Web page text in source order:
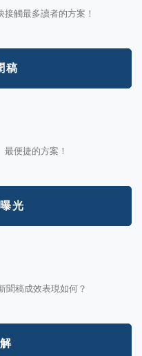
觸最多讀者的方案！
稿
便捷的方案！
光
聞稿成效表現如何？